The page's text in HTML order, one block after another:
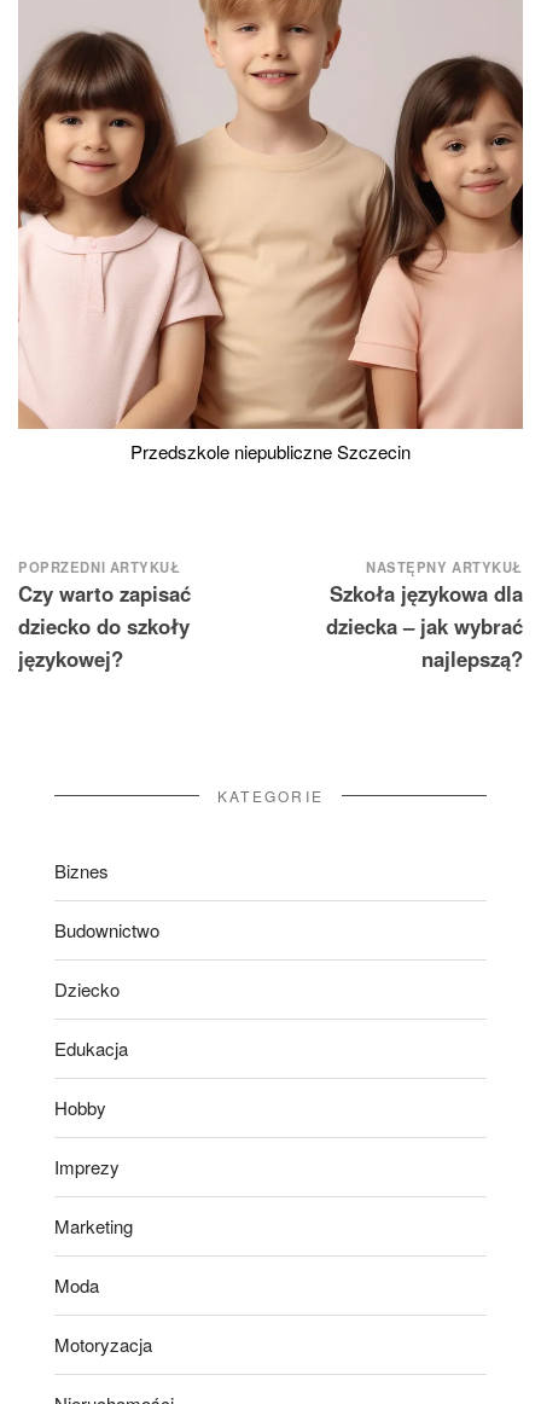
Przedszkole niepubliczne Szczecin
Nawigacja
wpisu
POPRZEDNI ARTYKUŁ
Czy warto zapisać
dziecko do szkoły
językowej?
NASTĘPNY ARTYKUŁ
Szkoła językowa dla
dziecka – jak wybrać
najlepszą?
KATEGORIE
Biznes
Budownictwo
Dziecko
Edukacja
Hobby
Imprezy
Marketing
Moda
Motoryzacja